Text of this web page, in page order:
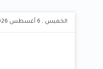
الخميس , 6 أغسطس 2026